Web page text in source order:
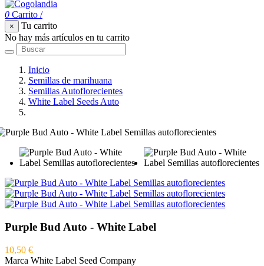
0 Carrito /
×
Tu carrito
No hay más artículos en tu carrito
Inicio
Semillas de marihuana
Semillas Autoflorecientes
White Label Seeds Auto
Purple Bud Auto - White Label
10,50 €
Marca White Label Seed Company